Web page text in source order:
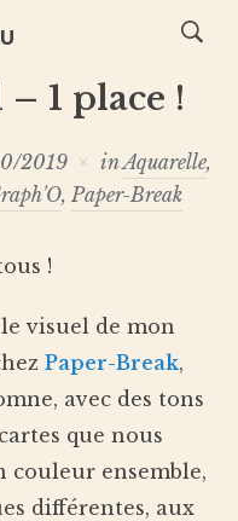
1 place !
2019 inAquarelle,
, Paper-Break
!
visuel de mon
Paper-Break,
avec des tons
que nous
couleur ensemble,
différentes, aux